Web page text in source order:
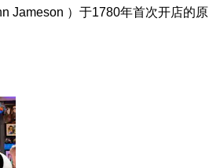
Jameson ）于1780年首次开店的原